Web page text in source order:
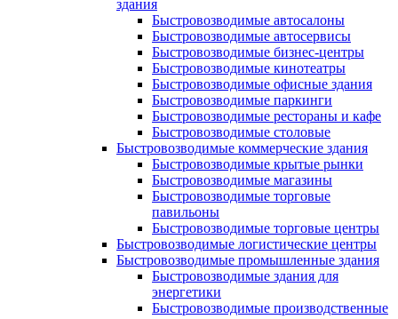
здания
Быстровозводимые автосалоны
Быстровозводимые автосервисы
Быстровозводимые бизнес-центры
Быстровозводимые кинотеатры
Быстровозводимые офисные здания
Быстровозводимые паркинги
Быстровозводимые рестораны и кафе
Быстровозводимые столовые
Быстровозводимые коммерческие здания
Быстровозводимые крытые рынки
Быстровозводимые магазины
Быстровозводимые торговые
павильоны
Быстровозводимые торговые центры
Быстровозводимые логистические центры
Быстровозводимые промышленные здания
Быстровозводимые здания для
энергетики
Быстровозводимые производственные